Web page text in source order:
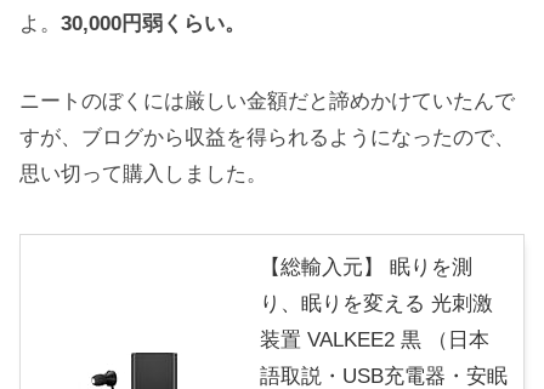
よ。 30,000円弱くらい。
ニートのぼくには厳しい金額だと諦めかけていたんで
すが、ブログから収益を得られるようになったので、
思い切って購入しました。
【総輸入元】 眠りを測
り、眠りを変える 光刺激
装置 VALKEE2 黒 （日本
語取説・USB充電器・安眠